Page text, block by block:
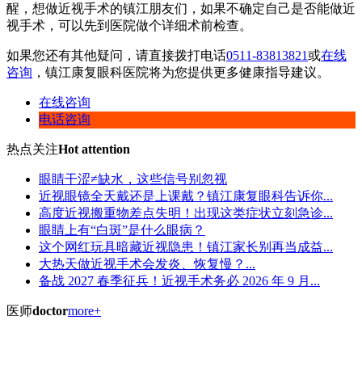
醒，想做近视手术的镇江朋友们，如果不确定自己是否能做近
视手术，可以先到医院做个详细术前检查。
如果您还有其他疑问，请直接拨打电话0511-83813821或在线
咨询 ，镇江康复眼科医院将为您提供更多健康指导建议。
在线咨询
电话咨询
热点关注Hot attention
眼睛干涩≠缺水，这些信号别忽视
近视眼镜全天戴还是上课戴？镇江康复眼科告诉你...
高度近视搬重物差点失明！出现这类症状立刻急诊...
眼睛上有“白斑”是什么眼病？
这个网红玩具暗藏近视隐患！镇江家长别再当成益...
大热天做近视手术会发炎、恢复慢？...
备战 2027 春季征兵！近视手术务必 2026 年 9 月...
医师doctormore+